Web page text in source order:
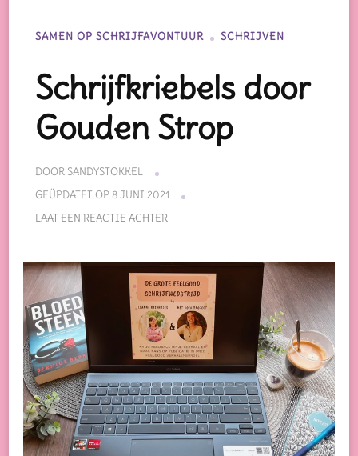
SAMEN OP SCHRIJFAVONTUUR SCHRIJVEN
Schrijfkriebels door
Gouden Strop
DOORSANDYSTOKKEL
GEÜPDATET OP 8 JUNI 2021
LAAT EEN REACTIE ACHTER
GOUDEN
STROP